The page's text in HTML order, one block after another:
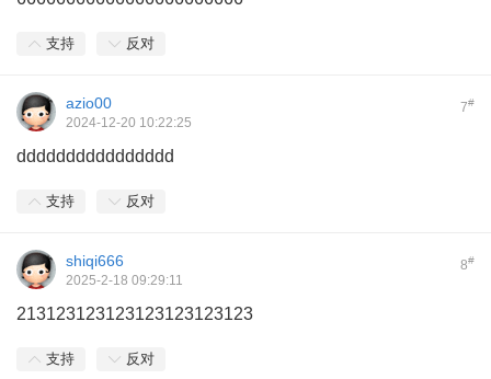
支持 反对
7#
azio00
2024-12-20 10:22:25
dddddddddddddddd
支持 反对
8#
shiqi666
2025-2-18 09:29:11
213123123123123123123123
支持 反对